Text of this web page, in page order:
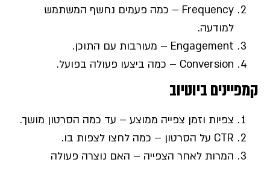
Frequency – כמה פעמים נחשף המשתמש
למודעה.
Engagement – מעורבות עם התוכן.
Conversion – כמה ביצעו פעולה בפועל.
קמפיינים ביוטיוב
צפיות וזמן צפייה ממוצע – עד כמה הסרטון מושך.
CTR על הסרטון – כמה לחצו לצפות בו.
המרות לאחר הצפייה – האם נוצרה פעולה